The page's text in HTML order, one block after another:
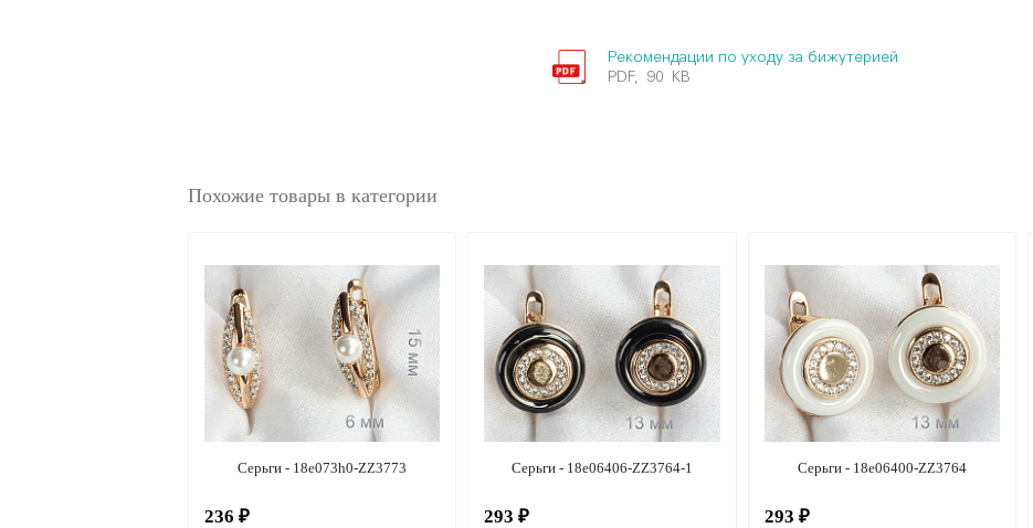
Рекомендации по уходу за бижутерией
PDF, 90 KB
Похожие товары в категории
Серьги - 18e073h0-ZZ3773
236 ₽
Серьги - 18e06406-ZZ3764-1
293 ₽
Серьги - 18e06400-ZZ3764
293 ₽